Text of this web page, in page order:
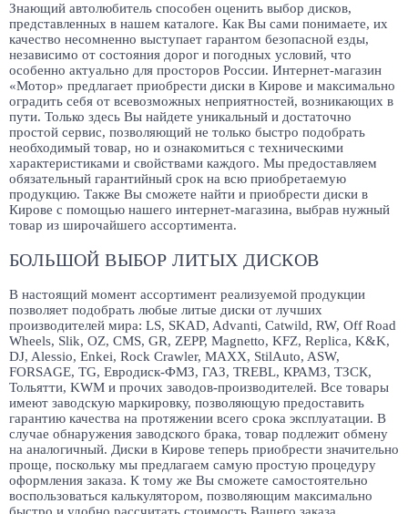
Знающий автолюбитель способен оценить выбор дисков,
представленных в нашем каталоге. Как Вы сами понимаете, их
качество несомненно выступает гарантом безопасной езды,
независимо от состояния дорог и погодных условий, что
особенно актуально для просторов России. Интернет-магазин
«Мотор» предлагает приобрести диски в Кирове и максимально
оградить себя от всевозможных неприятностей, возникающих в
пути. Только здесь Вы найдете уникальный и достаточно
простой сервис, позволяющий не только быстро подобрать
необходимый товар, но и ознакомиться с техническими
характеристиками и свойствами каждого. Мы предоставляем
обязательный гарантийный срок на всю приобретаемую
продукцию. Также Вы сможете найти и приобрести диски в
Кирове с помощью нашего интернет-магазина, выбрав нужный
товар из широчайшего ассортимента.
БОЛЬШОЙ ВЫБОР ЛИТЫХ ДИСКОВ
В настоящий момент ассортимент реализуемой продукции
позволяет подобрать любые литые диски от лучших
производителей мира: LS, SKAD, Advanti, Catwild, RW, Off Road
Wheels, Slik, OZ, CMS, GR, ZEPP, Magnetto, KFZ, Replica, K&K,
DJ, Alessio, Enkei, Rock Crawler, MAXX, StilAuto, ASW,
FORSAGE, TG, Евродиск-ФМЗ, ГАЗ, TREBL, КРАМЗ, ТЗСК,
Тольятти, KWM и прочих заводов-производителей. Все товары
имеют заводскую маркировку, позволяющую предоставить
гарантию качества на протяжении всего срока эксплуатации. В
случае обнаружения заводского брака, товар подлежит обмену
на аналогичный. Диски в Кирове теперь приобрести значительно
проще, поскольку мы предлагаем самую простую процедуру
оформления заказа. К тому же Вы сможете самостоятельно
воспользоваться калькулятором, позволяющим максимально